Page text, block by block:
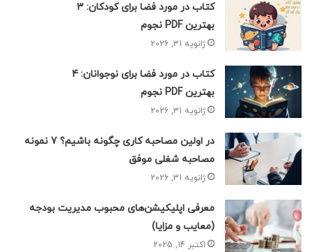
کتاب در مورد فضا برای کودکان: 3
بهترین PDF نجوم
ژانویه 31, 2026
کتاب در مورد فضا برای نوجوانان: 4
بهترین PDF نجوم
ژانویه 31, 2026
در اولین مصاحبه کاری چگونه باشیم؟ 7 نمونه
مصاحبه شغلی موفق
ژانویه 31, 2026
معرفی اپلیکیشن‌های محبوب مدیریت بودجه
(معایب و مزایا)
اکتبر 14, 2025